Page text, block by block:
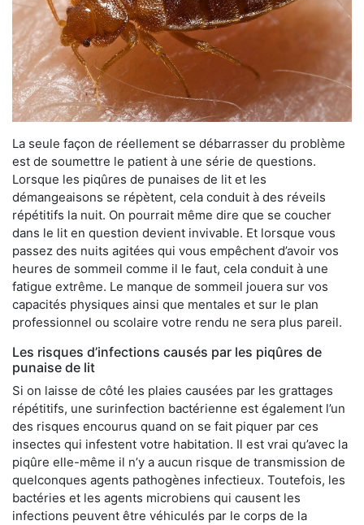
La seule façon de réellement se débarrasser du problème
est de soumettre le patient à une série de questions.
Lorsque les piqûres de punaises de lit et les
démangeaisons se répètent, cela conduit à des réveils
répétitifs la nuit. On pourrait même dire que se coucher
dans le lit en question devient invivable. Et lorsque vous
passez des nuits agitées qui vous empêchent d’avoir vos
heures de sommeil comme il le faut, cela conduit à une
fatigue extrême. Le manque de sommeil jouera sur vos
capacités physiques ainsi que mentales et sur le plan
professionnel ou scolaire votre rendu ne sera plus pareil.
Les risques d’infections causés par les piqûres de
punaise de lit
Si on laisse de côté les plaies causées par les grattages
répétitifs, une surinfection bactérienne est également l’un
des risques encourus quand on se fait piquer par ces
insectes qui infestent votre habitation. Il est vrai qu’avec la
piqûre elle-même il n’y a aucun risque de transmission de
quelconques agents pathogènes infectieux. Toutefois, les
bactéries et les agents microbiens qui causent les
infections peuvent être véhiculés par le corps de la